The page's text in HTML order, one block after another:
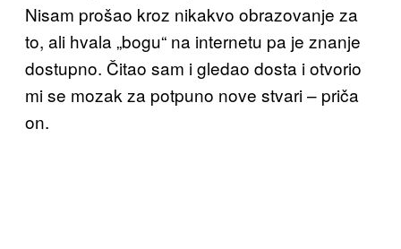
Nisam prošao kroz nikakvo obrazovanje za
to, ali hvala „bogu“ na internetu pa je znanje
dostupno. Čitao sam i gledao dosta i otvorio
mi se mozak za potpuno nove stvari – priča
on.